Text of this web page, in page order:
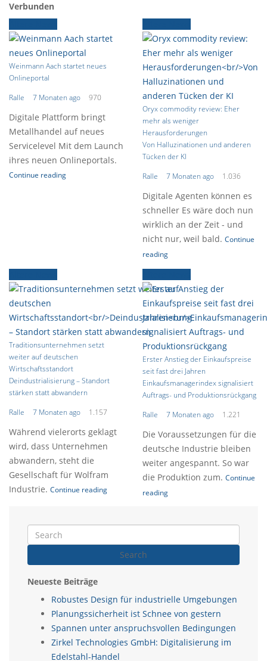
Verbunden
Weinmann Aach startet neues
Onlineportal
Ralle
7 Monaten ago 970
Digitale Plattform bringt
Metallhandel auf neues
Servicelevel Mit dem Launch
ihres neuen Onlineportals.
Continue reading
Oryx commodity review: Eher
mehr als weniger
Herausforderungen
Von Halluzinationen und anderen
Tücken der KI
Ralle
7 Monaten ago 1.036
Digitale Agenten können es
schneller Es wäre doch nun
wirklich an der Zeit - und
nicht nur, weil bald. Continue
reading
Traditionsunternehmen setzt
weiter auf deutschen
Wirtschaftsstandort
Deindustrialisierung – Standort
stärken statt abwandern
Ralle
7 Monaten ago 1.157
Während vielerorts geklagt
wird, dass Unternehmen
abwandern, steht die
Gesellschaft für Wolfram
Industrie. Continue reading
Erster Anstieg der Einkaufspreise
seit fast drei Jahren
Einkaufsmanagerindex signalisiert
Auftrags- und Produktionsrückgang
Ralle
7 Monaten ago 1.221
Die Voraussetzungen für die
deutsche Industrie bleiben
weiter angespannt. So war
die Produktion zum. Continue
reading
Search
Neueste Beiträge
Robustes Design für industrielle Umgebungen
Planungssicherheit ist Schnee von gestern
Spannen unter anspruchsvollen Bedingungen
Zirkel Technologies GmbH: Digitalisierung im
Edelstahl-Handel